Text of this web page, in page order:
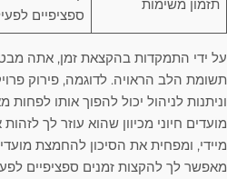
תזמון משימות
ספציפיים
על ידי התמקדות בהקצאת זמן, אתה
תשומת הלב הראויה. לדוגמה, פירוק
וניתנות לניהול יכול להפוך אותו
מועדים חיוני מכיוון שהוא עוזר לך
מיידי, ומפחית את הסיכון להחמצת
מאפשר לך להקצות זמנים ספציפיים